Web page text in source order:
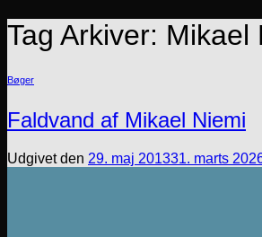
Tag Arkiver: Mikael
Bøger
Faldvand af Mikael Niemi
Udgivet den 29. maj 201331. marts